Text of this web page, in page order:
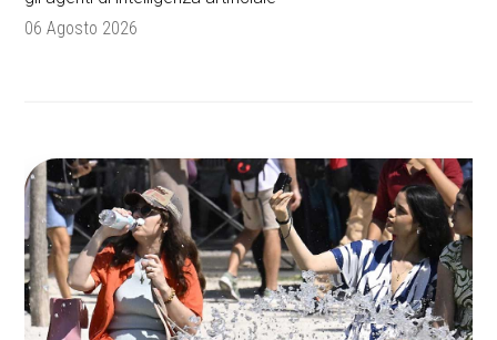
06 Agosto 2026